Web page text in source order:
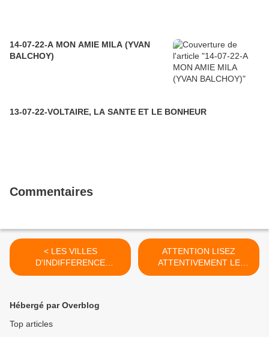
14-07-22-A MON AMIE MILA (YVAN
BALCHOY)
13-07-22-VOLTAIRE, LA SANTE ET LE BONHEUR
Commentaires
< LES VILLES
D'INDIFFERENCE
(VIVIANE DEMOL)
ATTENTION LISEZ
ATTENTIVEMENT LE
PROGRAMME DE LA
Hébergé par Overblog
Top articles